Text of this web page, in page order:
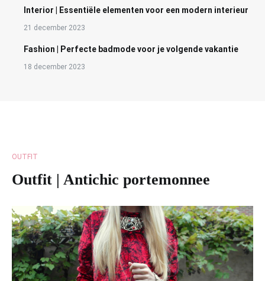
Interior | Essentiële elementen voor een modern interieur
21 december 2023
Fashion | Perfecte badmode voor je volgende vakantie
18 december 2023
OUTFIT
Outfit | Antichic portemonnee